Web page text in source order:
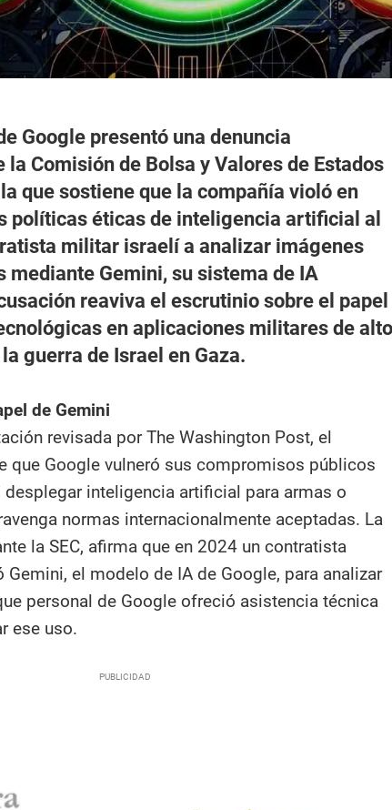
Google presentó una denuncia
Comisión de Bolsa y Valores de Estados
que sostiene que la compañía violó en
políticas éticas de inteligencia artificial al
militar israelí a analizar imágenes
mediante Gemini, su sistema de IA
reaviva el escrutinio sobre el papel
en aplicaciones militares de alto
guerra de Israel en Gaza.
de Gemini
revisada por The Washington Post, el
que Google vulneró sus compromisos públicos
desplegar inteligencia artificial para armas o
normas internacionalmente aceptadas. La
la SEC, afirma que en 2024 un contratista
el modelo de IA de Google, para analizar
personal de Google ofreció asistencia técnica
ese uso.